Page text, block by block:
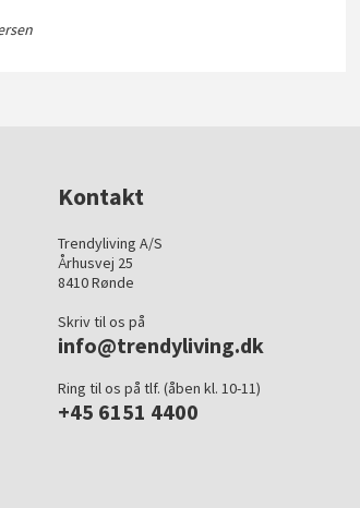
Kontakt
Trendyliving A/S
Århusvej 25
8410 Rønde
Skriv til os på
info@trendyliving.dk
Ring til os på tlf. (åben kl. 10-11)
+45 6151 4400